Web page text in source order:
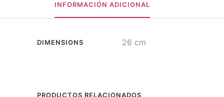
INFORMACIÓN ADICIONAL
DIMENSIONS 26 cm
PRODUCTOS RELACIONADOS